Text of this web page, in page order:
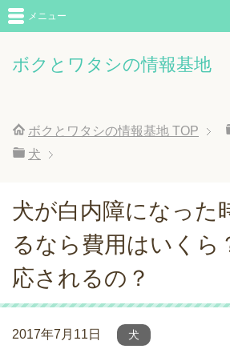
ボクとワタシの情報基地
メニュー
ボクとワタシの情報基地 TOP
犬
犬が白内障になった
るなら費用はいくら
応されるの？
2017年7月11日 犬